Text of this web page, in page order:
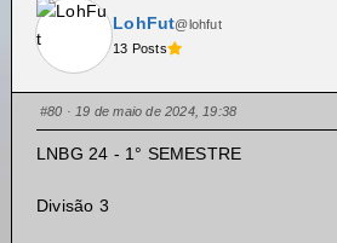
LohFut@lohfut
13 Posts
#80 · 19 de maio de 2024, 19:38
LNBG 24 - 1° SEMESTRE
Divisão 3